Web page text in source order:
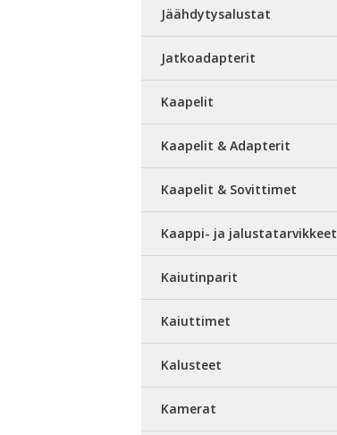
Jäähdytysalustat
Jatkoadapterit
Kaapelit
Kaapelit & Adapterit
Kaapelit & Sovittimet
Kaappi- ja jalustatarvikkeet
Kaiutinparit
Kaiuttimet
Kalusteet
Kamerat